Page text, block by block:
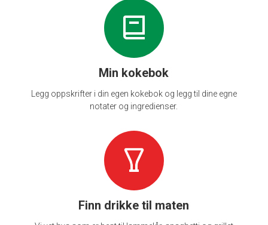
Min kokebok
Legg oppskrifter i din egen kokebok og legg til dine egne
notater og ingredienser.
Finn drikke til maten